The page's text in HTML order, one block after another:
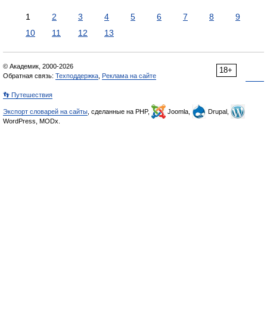
1 2 3 4 5 6 7 8
9
10
11 12 13
18+
© Академик, 2000-2026
Обратная связь: Техподдержка Реклама на сайте
👣 Путешествия
Экспорт словарей на сайты , сделанные на PHP, Joomla,
Drupal,
WordPress, MODx.